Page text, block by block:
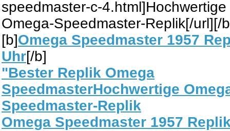
speedmaster-c-4.html]Hochwertige
Omega-Speedmaster-Replik[/url][/
[b]Omega Speedmaster 1957
Uhr[/b]
"Bester Replik Omega
SpeedmasterHochwertige
Speedmaster-Replik
Omega Speedmaster 1957